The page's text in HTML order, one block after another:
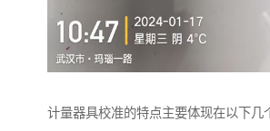
计量器具校准的特点主要体现在以下几